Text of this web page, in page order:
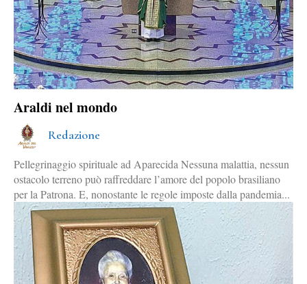
Araldi nel mondo
Redazione
Pellegrinaggio spirituale ad Aparecida Nessuna malattia, nessun
ostacolo terreno può raffreddare l’amore del popolo brasiliano
per la Patrona. E, nonostante le regole imposte dalla pandemia...